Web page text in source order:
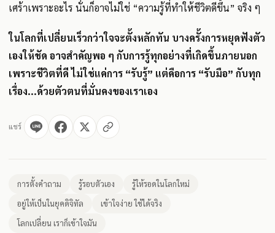
เศร้าเพราะอะไร นั่นก็อาจไม่ใช่ “ความรู้ที่ทำให้ชีวิตดีขึ้น” จริง ๆ
ในโลกที่เปลี่ยนเร็วกว่าใจจะตั้งหลักทัน บางครั้งการหยุดฟังตัว
เองให้ชัด อาจสำคัญพอ ๆ กับการรู้ทุกอย่างที่เกิดขึ้นภายนอก
เพราะชีวิตที่ดี ไม่ใช่แค่การ “รับรู้” แต่คือการ “รับมือ” กับทุก
เรื่อง...ด้วยตัวตนที่มั่นคงของเราเอง
แชร์
การตั้งคำถาม รู้รอบตัวเอง
รู้ให้รอดในโลกใหม่
อยู่ให้เป็นในยุคดิจิทัล
เข้าใจง่าย ใช้ได้จริง
โลกเปลี่ยน เราก็เข้าใจมัน